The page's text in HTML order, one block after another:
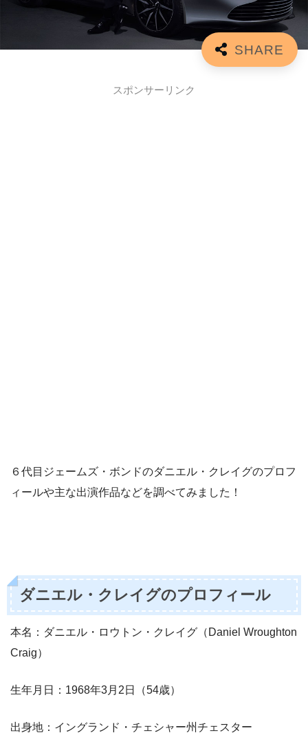
スポンサーリンク
６代目ジェームズ・ボンドのダニエル・クレイグのプロフ
ィールや主な出演作品などを調べてみました！
ダニエル・クレイグのプロフィール
本名：ダニエル・ロウトン・クレイグ（Daniel Wroughton
Craig）
生年月日：1968年3月2日（54歳）
出身地：イングランド・チェシャー州チェスター